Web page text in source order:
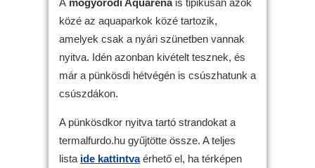
A mogyoródi Aquarenais tipikusan azok
közé az aquaparkok közé tartozik,
amelyek csak a nyári szünetben vannak
nyitva. Idén azonban kivételt tesznek, és
már a pünkösdi hétvégén is csúszhatunk a
csúszdákon.
A pünkösdkor nyitva tartó strandokat a
termalfurdo.hu gyűjtötte össze. A teljes
lista ide kattintvaérhető el, ha térképen